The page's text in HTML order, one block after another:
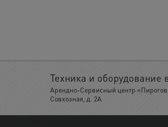
Техника и оборудование
Арендно-Сервисный центр
Совхозная, д. 2А